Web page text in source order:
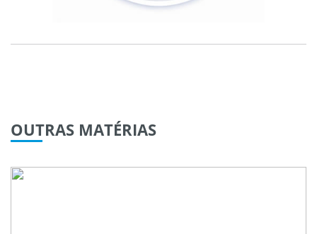
OUTRAS MATÉRIAS